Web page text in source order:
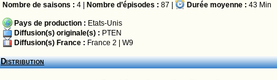
Nombre de saisons : 4 | Nombre d’épisodes : 87 | Durée moyenne : 43 Min
Pays de production : Etats-Unis
Diffusion(s) originale(s) : PTEN
Diffusion(s) France : France 2 W9
Distribution